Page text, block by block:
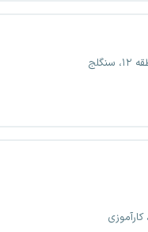
سنگلج
کارآموزی